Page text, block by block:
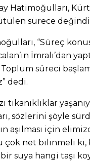
Hatimoğulları,
sürece
“Süreç
İmralı’dan
süreci
dedi.
tıkanıklıklar
sözlerini şöyle
aşılması için
çok net bilinmeli ki,
suya hangi taşı